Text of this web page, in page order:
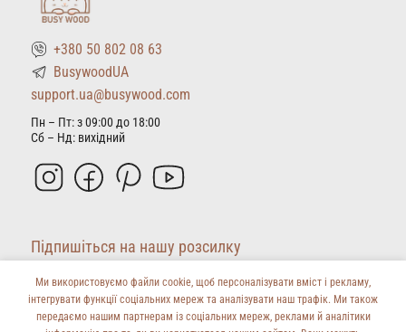
Параметри
вибрати
сторінці
+380 50 802 08 63
BusywoodUA
support.ua@busywood.com
Пн – Пт: з 09:00 до 18:00
Сб – Нд: вихідний
Підпишіться на нашу розсилку
Ми використовуємо файли cookie, щоб персоналізувати вміст і рекламу,
інтегрувати функції соціальних мереж та аналізувати наш трафік. Ми також
передаємо нашим партнерам із соціальних мереж, реклами й аналітики